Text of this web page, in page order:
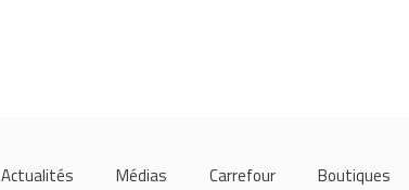
Actualités Médias Carrefour Boutiques